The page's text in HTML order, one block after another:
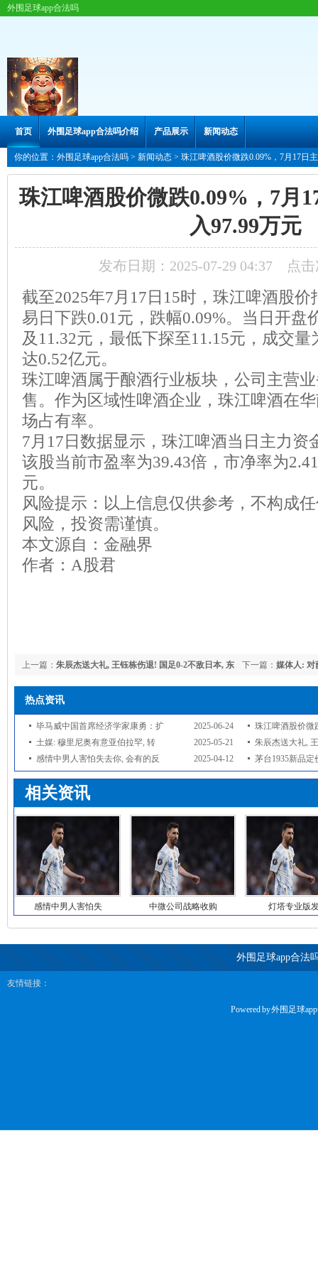
外围足球app合法吗
首页 外围足球app合法吗介绍 产品展示 新闻动态
你的位置： 外围足球app合法吗 > 新闻动态 > 珠江啤酒股价微跌0.09%，7月17日
珠江啤酒股价微跌0.09%，7月
入97.99万元
发布日期：2025-07-29 04:37 点击
截至2025年7月17日15时，珠江啤酒股价
易日下跌0.01元，跌幅0.09%。当日开盘
及11.32元，最低下探至11.15元，成交
达0.52亿元。
珠江啤酒属于酿酒行业板块，公司主营
售。作为区域性啤酒企业，珠江啤酒在
场占有率。
7月17日数据显示，珠江啤酒当日主力资
该股当前市盈率为39.43倍，市净率为
元。
风险提示：以上信息仅供参考，不构成
风险，投资需谨慎。
本文源自：金融界
作者：A股君
下一篇： 媒体人: 对
言难尽
上一篇： 朱辰杰送大礼, 王钰栋伤退! 国足0-2不敌日本, 东
亚杯遭遇2连败
热点资讯
2025-06-24
毕马威中国首席经济学家康勇：扩
珠江啤酒股价微
2025-05-21
土媒: 穆里尼奥有意亚伯拉罕, 转
朱辰杰送大礼,
2025-04-12
感情中男人害怕失去你, 会有的反 茅台1935新品定
相关资讯
感情中男人害怕失 中微公司战略收购 灯塔专业版
外围足球app合法
友情链接：
Powered by外围足球